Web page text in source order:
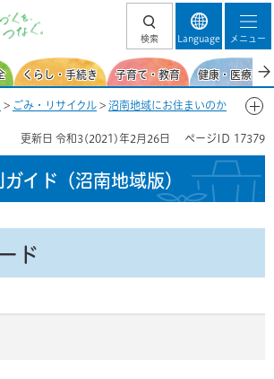
、
検索 Language メニュー
くらし・手続き 子育て・教育 健康・医療・
> ごみ・リサイクル > 沼南地域にお住まいのか
更新日 令和3(2021)年2月26日 ページID 17379
ガイド （沼南地域版）
ド